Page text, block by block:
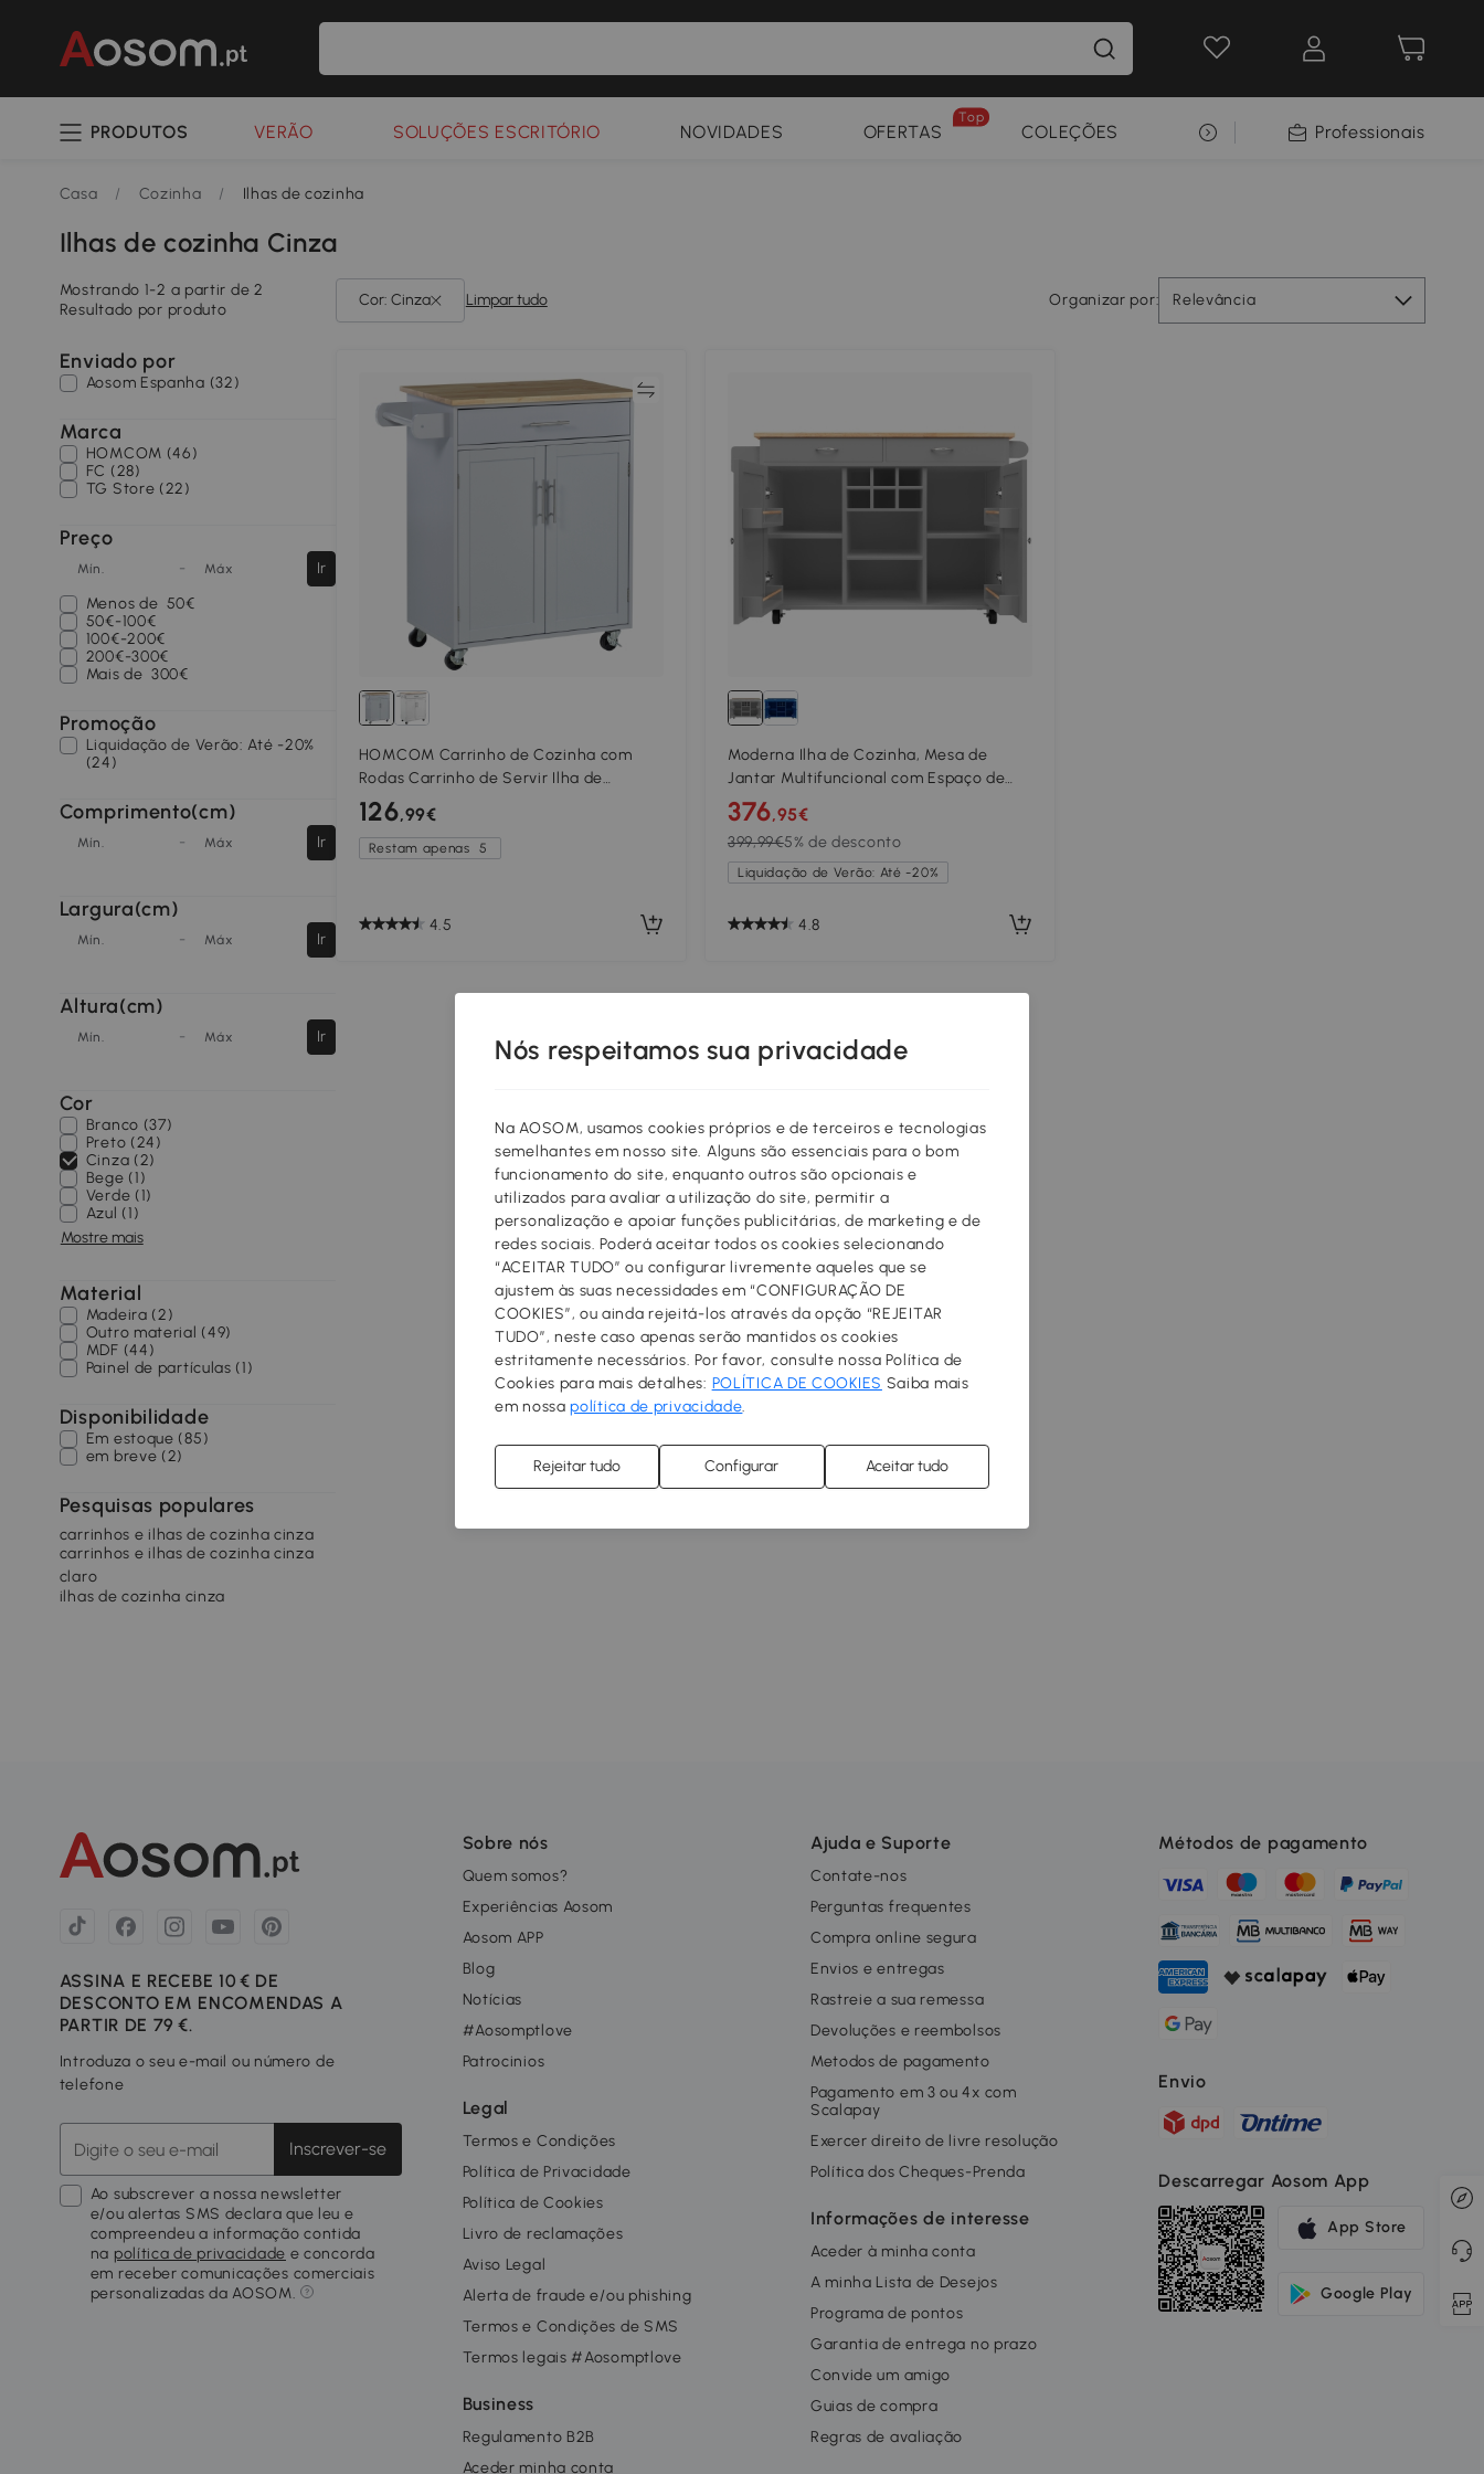
PRODUTOS VERÃO SOLUÇÕES ESCRITÓRIO NOVIDADES OFERTAS
Top
COLEÇÕES SELEÇÃO PREMIUMProfessionais
Casa / Cozinha / Ilhas de cozinha
Ilhas de cozinha Cinza
Mostrando 1-2 a partir de 2
Resultado por produto
Organizar por: Relevância
Limpar tudo
Cor: Cinza
Enviado por
Aosom Espanha (32)
Marca
HOMCOM (46)
FC (28)
TG Store (22)
Preço
Mín. - Máx
Ir
Menos de 50€
50€-100€
100€-200€
200€-300€
Mais de300€
Promoção
Liquidação de Verão: Até -20%
(24)
Comprimento(cm)
Mín. - Máx Ir
Largura(cm)
Mín. - Máx Ir
Altura(cm)
Mín. - Máx Ir
Cor
Branco (37)
Preto (24)
Cinza (2)
Bege (1)
Verde (1)
Azul (1)
Mostre mais
Material
Madeira (2)
Outro material (49)
MDF (44)
Painel de partículas (1)
Disponibilidade
Em estoque (85)
em breve (2)
Pesquisas populares
carrinhos e ilhas de cozinha cinza
carrinhos e ilhas de cozinha cinza
claro
ilhas de cozinha cinza
Comparar
HOMCOM Carrinho de Cozinha com
Rodas Carrinho de Servir Ilha de
Cozinha com Gaveta para Armário e
Suporte para Panos de Loiça Cinza
126,99€
Restam apenas 5
4.5
Moderna Ilha de Cozinha, Mesa de
Jantar Multifuncional com Espaço de
Arrumação, 102x45x92 cm, Cinzento
376,95€
399,99€5% de desconto
Liquidação de Verão: Até -20%
4.8
ASSINA E RECEBE 10 € DE
DESCONTO EM ENCOMENDAS A
PARTIR DE 79 €.
Introduza o seu e-mail ou número de
telefone
Inscrever-se
Ao subscrever a nossa newsletter
e/ou alertas SMS declara que leu e
compreendeu a informação contida
na política de privacidade e concorda
em receber comunicações comerciais
personalizadas da AOSOM.
Sobre nós
Quem somos?
Experiências Aosom
Aosom APP
Blog
Notícias
#Aosomptlove
Patrocinios
Legal
Termos e Condições
Política de Privacidade
Política de Cookies
Livro de reclamações
Aviso Legal
Alerta de fraude e/ou phishing
Termos e Condições de SMS
Termos legais #Aosomptlove
Business
Regulamento B2B
Aceder minha conta
Ajuda e Suporte
Contate-nos
Perguntas frequentes
Compra online segura
Envios e entregas
Rastreie a sua remessa
Devoluções e reembolsos
Metodos de pagamento
Pagamento em 3 ou 4x com
Scalapay
Exercer direito de livre resolução
Política dos Cheques-Prenda
Informações de interesse
Aceder à minha conta
A minha Lista de Desejos
Programa de pontos
Garantia de entrega no prazo
Convide um amigo
Guias de compra
Regras de avaliação
Métodos de pagamento
Envio
Descarregar Aosom App
App Store
Google Play
Nós respeitamos sua privacidade
Na AOSOM, usamos cookies próprios e de terceiros e tecnologias
semelhantes em nosso site. Alguns são essenciais para o bom
funcionamento do site, enquanto outros são opcionais e
utilizados para avaliar a utilização do site, permitir a
personalização e apoiar funções publicitárias, de marketing e de
redes sociais. Poderá aceitar todos os cookies selecionando
“ACEITAR TUDO” ou configurar livremente aqueles que se
ajustem às suas necessidades em “CONFIGURAÇÃO DE
COOKIES”, ou ainda rejeitá-los através da opção “REJEITAR
TUDO”, neste caso apenas serão mantidos os cookies
estritamente necessários. Por favor, consulte nossa Política de
Cookies para mais detalhes: POLÍTICA DE COOKIES Saiba mais
em nossapolítica de privacidade.
Rejeitar tudo Configurar Aceitar tudo